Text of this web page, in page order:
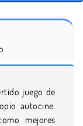
juego de
autocine.
mejores